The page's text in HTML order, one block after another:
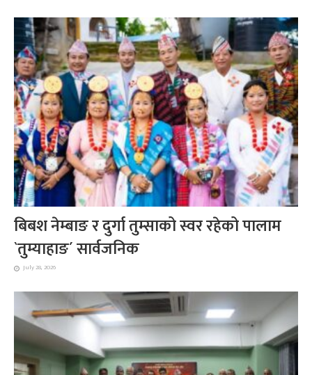
बिबश नेम्बाङ र दुर्गा तुम्साको स्वर रहेको पालाम
`तुम्याहाङ´ सार्वजनिक
July 28, 2026